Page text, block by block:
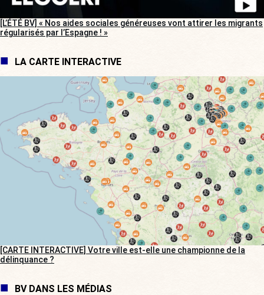
[L’ÉTÉ BV] « Nos aides sociales généreuses vont attirer les migrants
régularisés par l’Espagne ! »
LA CARTE INTERACTIVE
[CARTE INTERACTIVE] Votre ville est-elle une championne de la
délinquance ?
BV DANS LES MÉDIAS